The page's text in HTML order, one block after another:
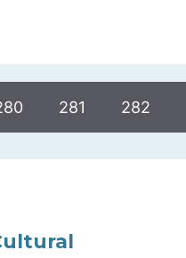
281 282